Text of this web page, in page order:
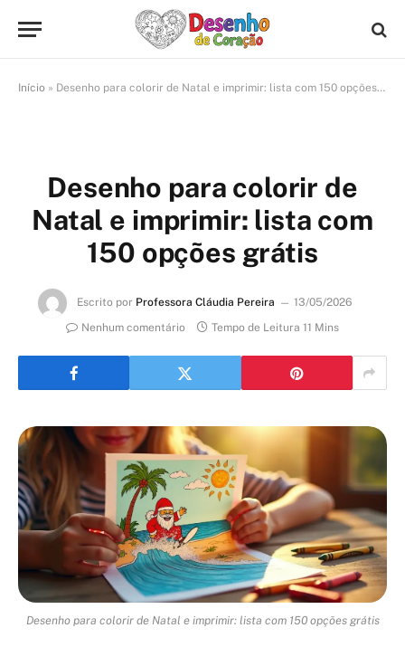
Início » Desenho para colorir de Natal e imprimir: lista com 150 opções grátis
Desenho para colorir de
Natal e imprimir: lista com
150 opções grátis
Escrito por Professora Cláudia Pereira
13/05/2026
Nenhum comentário
Tempo de Leitura 11 Mins
Desenho para colorir de Natal e imprimir: lista com 150 opções grátis